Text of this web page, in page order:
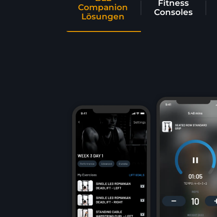
Companion
Lösungen
Fitness
Consoles